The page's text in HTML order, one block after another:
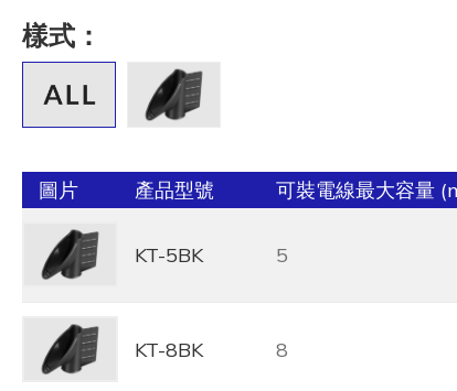
樣式：
圖片 產品型號 可裝電線最大容量
KT-5BK 5
KT-8BK 8